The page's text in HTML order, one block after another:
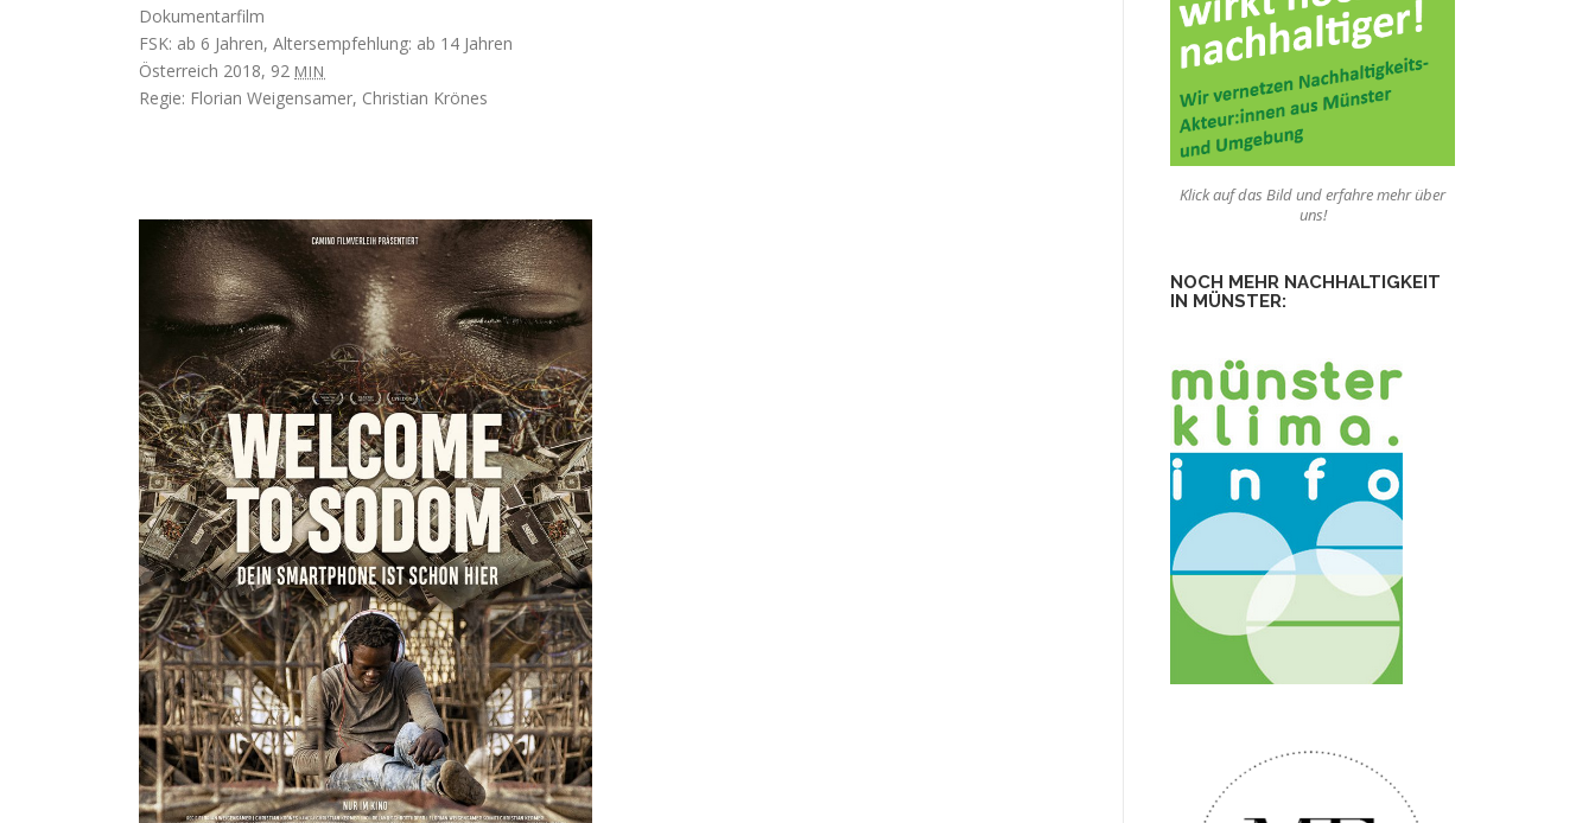
Dokumentarfilm
FSK: ab 6 Jahren, Altersempfehlung: ab 14 Jahren
Österreich 2018, 92 MIN
Regie: Florian Weigensamer, Christian Krönes
Klick auf das Bild und erfahre mehr über
uns!
NOCH MEHR NACHHALTIGKEIT
IN MÜNSTER: